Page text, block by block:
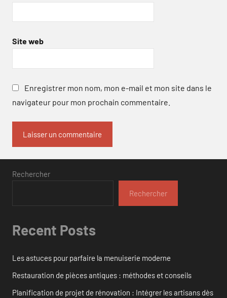
Site web
Enregistrer mon nom, mon e-mail et mon site dans le
navigateur pour mon prochain commentaire.
Rechercher
Rechercher
Recent Posts
Les astuces pour parfaire la menuiserie moderne
Restauration de pièces antiques : méthodes et conseils
Planification de projet de rénovation : Intégrer les artisans dès